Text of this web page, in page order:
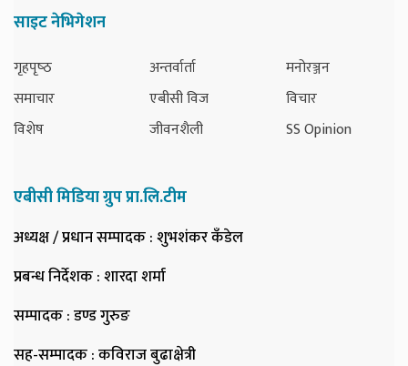
साइट नेभिगेशन
गृहपृष्‍ठ
समाचार
विशेष
अन्तर्वार्ता
एबीसी विज
जीवनशैली
मनोरञ्जन
विचार
SS Opinion
एबीसी मिडिया ग्रुप प्रा.लि.टीम
अध्यक्ष / प्रधान सम्पादक: शुभशंकर कँडेल
प्रबन्ध निर्देशक: शारदा शर्मा
सम्पादक: डण्ड गुरुङ
सह-सम्पादक: कविराज बुढाक्षेत्री